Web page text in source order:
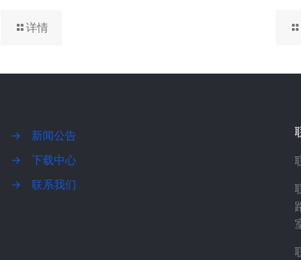
详情
→
新闻公告
→
下载中心
→
联系我们